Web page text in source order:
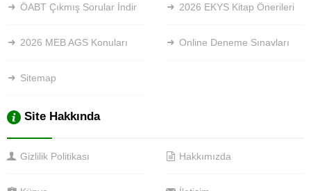
ÖABT Çıkmış Sorular İndir 2026 EKYS Kitap Önerileri
2026 MEB AGS Konuları Online Deneme Sınavları
Sitemap
Site Hakkında
Gizlilik Politikası Hakkımızda